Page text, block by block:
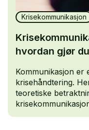
Krisekommunikasjon
hvordan gjør
Kommunikasjon er
krisehåndtering.
teoretiske